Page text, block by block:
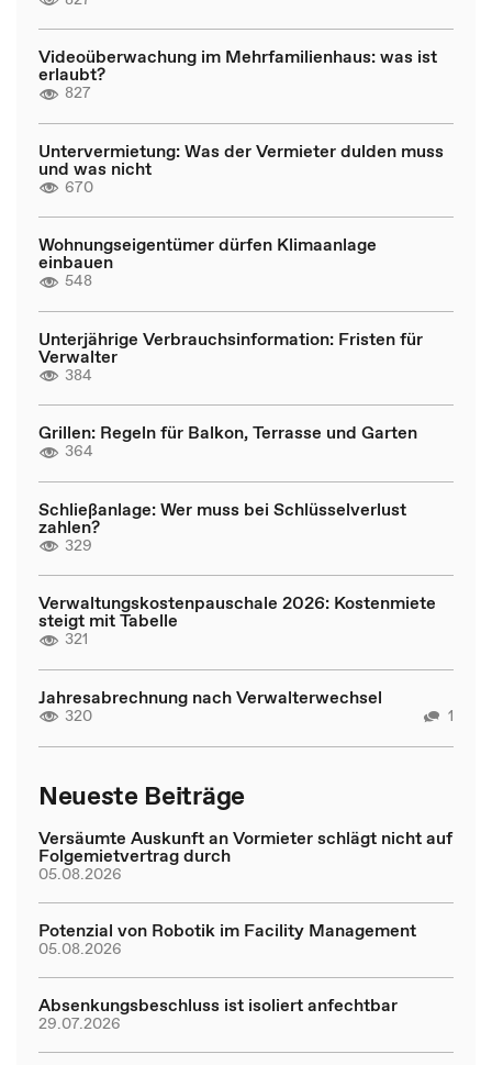
Videoüberwachung im Mehrfamilienhaus: was ist
erlaubt?
827
Untervermietung: Was der Vermieter dulden muss
und was nicht
670
Wohnungseigentümer dürfen Klimaanlage
einbauen
548
Unterjährige Verbrauchsinformation: Fristen für
Verwalter
384
Grillen: Regeln für Balkon, Terrasse und Garten
364
Schließanlage: Wer muss bei Schlüsselverlust
zahlen?
329
Verwaltungskostenpauschale 2026: Kostenmiete
steigt mit Tabelle
321
Jahresabrechnung nach Verwalterwechsel
320 1
Neueste Beiträge
Versäumte Auskunft an Vormieter schlägt nicht auf
Folgemietvertrag durch
05.08.2026
Potenzial von Robotik im Facility Management
05.08.2026
Absenkungsbeschluss ist isoliert anfechtbar
29.07.2026